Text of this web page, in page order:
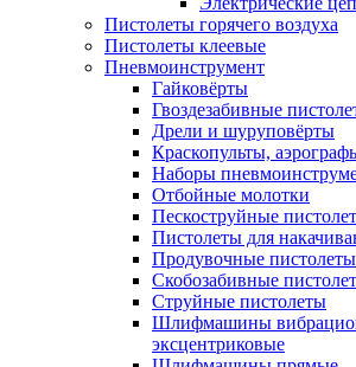
Пистолеты горячего воздуха
Пистолеты клеевые
Пневмоинструмент
Гайковёрты
Гвоздезабивные
Дрели и шуруповёрты
Краскопульты,
Наборы
Отбойные молотки
Пескоструйные
Пистолеты для
Продувочные пистолеты
Скобозабивные
Струйные пистолеты
Шлифмашины
эксцентриковые